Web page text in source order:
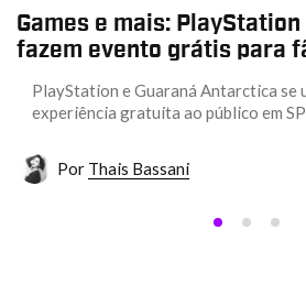
Games e mais: PlayStation
fazem evento grátis para
PlayStation e Guaraná Antarctica se
experiência gratuita ao público em
Por Thais Bassani